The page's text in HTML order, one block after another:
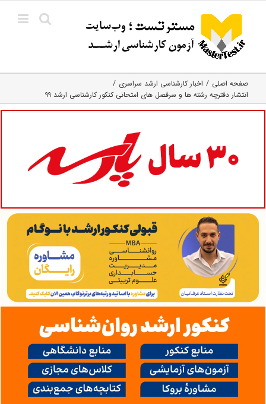
content
صفحه اصلی
اخبار کارشناسی ارشد سراسری
انتشار دفترچه رشته ها و سرفصل های امتحانی کنکور کارشناسی ارشد ۹۹